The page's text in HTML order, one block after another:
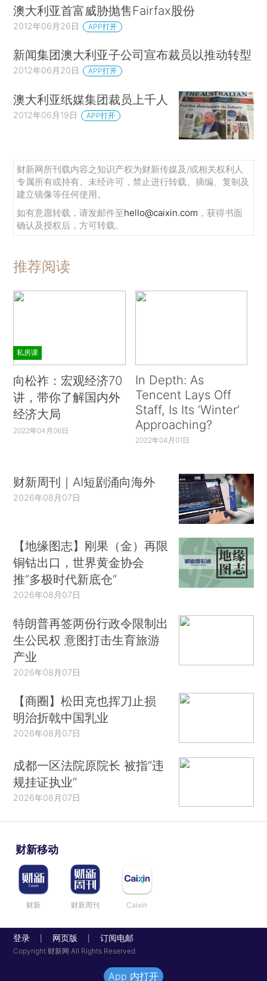
澳大利亚首富威胁抛售Fairfax股份
2012年06月26日 APP打开
新闻集团澳大利亚子公司宣布裁员以推动转型
2012年06月20日 APP打开
澳大利亚纸媒集团裁员上千人
2012年06月19日 APP打开
财新网所刊载内容之知识产权为财新传媒及/或相关权利人
专属所有或持有。未经许可，禁止进行转载、摘编、复制及
建立镜像等任何使用。
如有意愿转载，请发邮件至hello@caixin.com ，获得书面
确认及授权后，方可转载。
推荐阅读
私房课
向松祚：宏观经济70
讲，带你了解国内外
经济大局
2022年04月06日
In Depth: As
Tencent Lays Off
Staff, Is Its ‘Winter’
Approaching?
2022年04月01日
财新周刊｜AI短剧涌向海外
2026年08月07日
【地缘图志】刚果（金）再限
铜钴出口，世界黄金协会
推“多极时代新底仓”
2026年08月07日
特朗普再签两份行政令限制出
生公民权 意图打击生育旅游
产业
2026年08月07日
【商圈】松田克也挥刀止损
明治折戟中国乳业
2026年08月07日
成都一区法院原院长 被指“违
规挂证执业”
2026年08月07日
财新移动
财新 财新周刊 Caixin
登录 网页版 订阅电邮
Copyright 财新网 All Rights Reserved
App 内打开